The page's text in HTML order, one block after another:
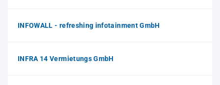
INFOWALL - refreshing infotainment GmbH
INFRA 14 Vermietungs GmbH